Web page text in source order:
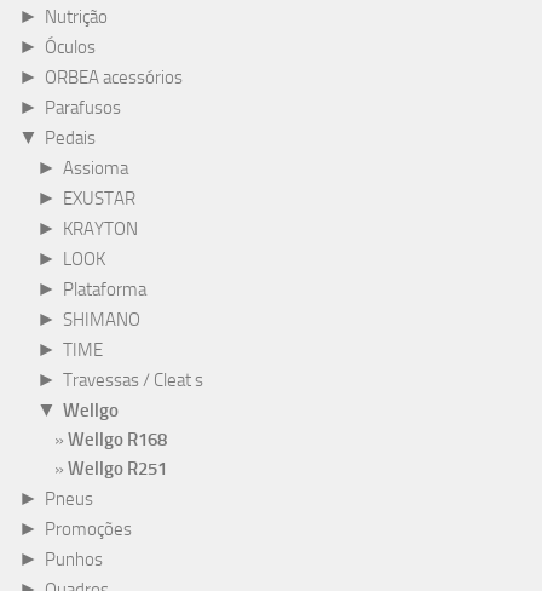
►
Nutrição
► Óculos
► ORBEA acessórios
►
Parafusos
▼
Pedais
► Assioma
►
EXUSTAR
►
KRAYTON
►
LOOK
►
Plataforma
► SHIMANO
► TIME
► Travessas / Cleat s
▼ Wellgo
Wellgo R168
Wellgo R251
►
Pneus
►
Promoções
►
Punhos